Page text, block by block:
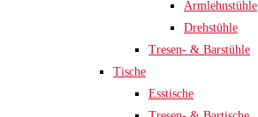
Armlehnstühle
Drehstühle
Tresen- & Barstühle
Tische
Esstische